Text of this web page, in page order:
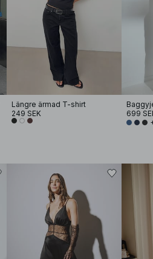
Längre ärmad T-shirt
249 SEK
699